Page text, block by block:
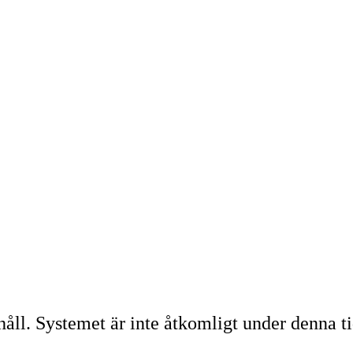
Systemet är inte åtkomligt under denna